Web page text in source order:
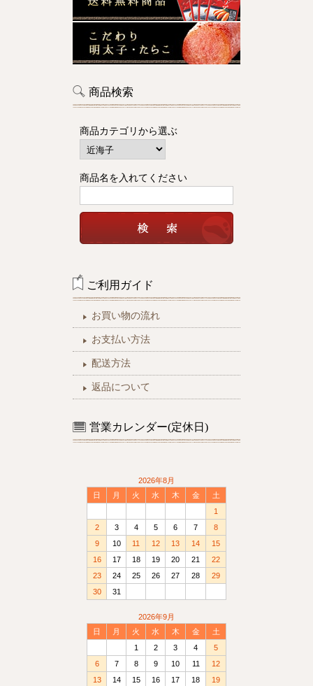
商品検索
商品カテゴリから選ぶ
商品名を入れてください
ご利用ガイド
お買い物の流れ
お支払い方法
配送方法
返品について
営業カレンダー(定休日)
2026年8月
日
月 火 水 木 金
土
1
2
3 4 5 6 7
8
9
10 11 12 13 14
15
16
17 18 19 20 21
22
23
24 25 26 27 28
29
30
31
2026年9月
日
月 火 水 木 金
土
1
2 3 4
5
6
7 8 9 10 11
12
13
14 15 16 17 18
19